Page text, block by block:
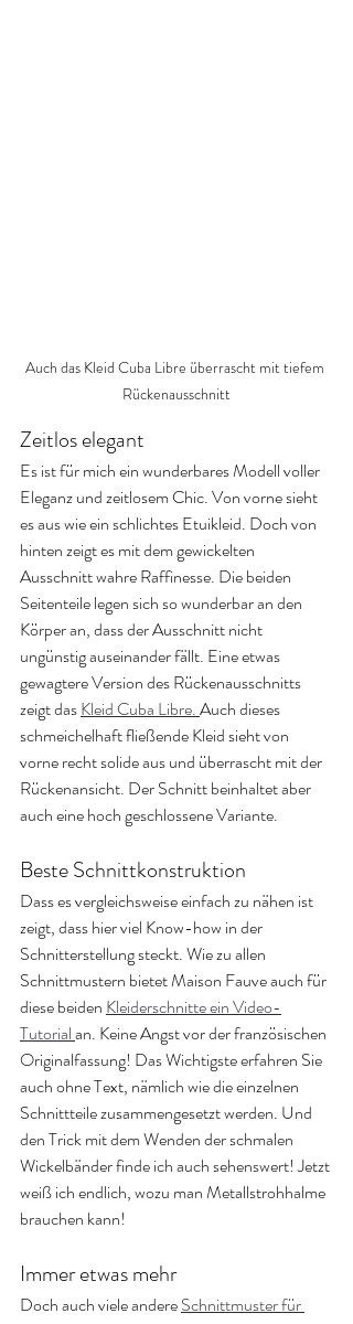
Auch das Kleid Cuba Libre überrascht mit tiefem
Rückenausschnitt
Zeitlos elegant
Es ist für mich ein wunderbares Modell voller
Eleganz und zeitlosem Chic. Von vorne sieht
es aus wie ein schlichtes Etuikleid. Doch von
hinten zeigt es mit dem gewickelten
Ausschnitt wahre Raffinesse. Die beiden
Seitenteile legen sich so wunderbar an den
Körper an, dass der Ausschnitt nicht
ungünstig auseinander fällt. Eine etwas
gewagtere Version des Rückenausschnitts
zeigt das Kleid Cuba Libre. Auch dieses
schmeichelhaft fließende Kleid sieht von
vorne recht solide aus und überrascht mit der
Rückenansicht. Der Schnitt beinhaltet aber
auch eine hoch geschlossene Variante.
Beste Schnittkonstruktion
Dass es vergleichsweise einfach zu nähen ist
zeigt, dass hier viel Know-how in der
Schnitterstellung steckt. Wie zu allen
Schnittmustern bietet Maison Fauve auch für
diese beiden Kleiderschnitte ein Video-
Tutorial an. Keine Angst vor der französischen
Originalfassung! Das Wichtigste erfahren Sie
auch ohne Text, nämlich wie die einzelnen
Schnittteile zusammengesetzt werden. Und
den Trick mit dem Wenden der schmalen
Wickelbänder finde ich auch sehenswert! Jetzt
weiß ich endlich, wozu man Metallstrohhalme
brauchen kann!
Immer etwas mehr
Doch auch viele andere Schnittmuster für